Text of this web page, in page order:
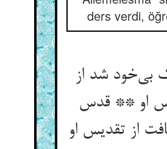
ders verdi,
بی‌‌خود شد از
او ** قدس
از تقدیس او